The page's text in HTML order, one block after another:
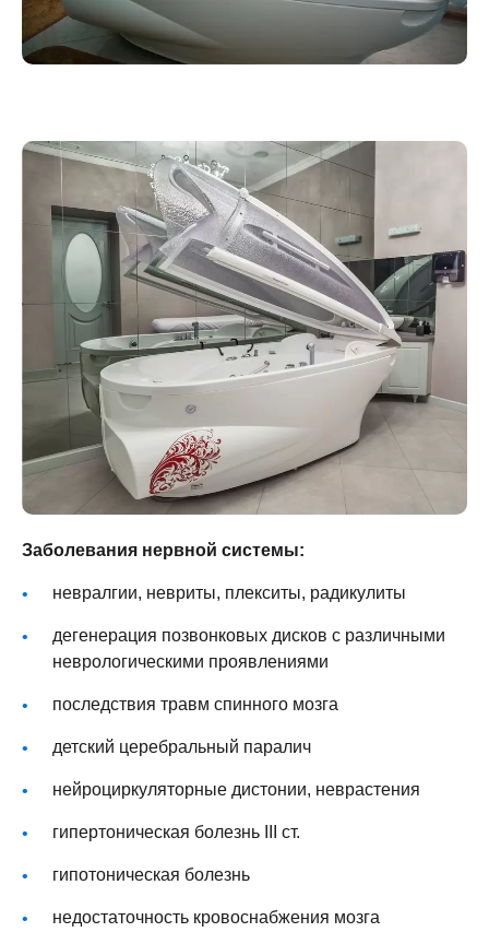
Заболевания нервной системы:
невралгии, невриты, плекситы, радикулиты
дегенерация позвонковых дисков с различными
неврологическими проявлениями
последствия травм спинного мозга
детский церебральный паралич
нейроциркуляторные дистонии, неврастения
гипертоническая болезнь III ст.
гипотоническая болезнь
недостаточность кровоснабжения мозга